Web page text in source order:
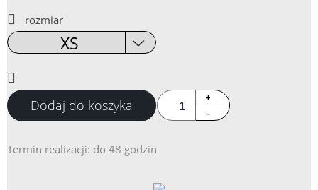
rozmiar
Dodaj do koszyka
Termin realizacji: do 48 godzin